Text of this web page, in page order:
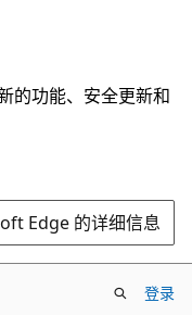
的功能、安全更新和
Edge 的详细信息
登录